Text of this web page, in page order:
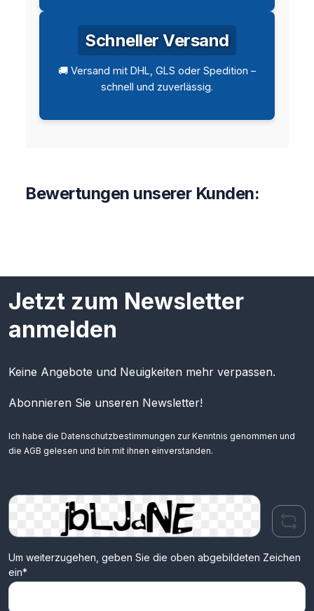
Schneller Versand
🚚 Versand mit DHL, GLS oder Spedition –
schnell und zuverlässig.
Bewertungen unserer Kunden:
Jetzt zum Newsletter
anmelden
Keine Angebote und Neuigkeiten mehr verpassen.
Abonnieren Sie unseren Newsletter!
Ich habe die Datenschutzbestimmungen zur Kenntnis genommen und
die AGB gelesen und bin mit ihnen einverstanden.
Um weiterzugehen, geben Sie die oben abgebildeten Zeichen
ein*